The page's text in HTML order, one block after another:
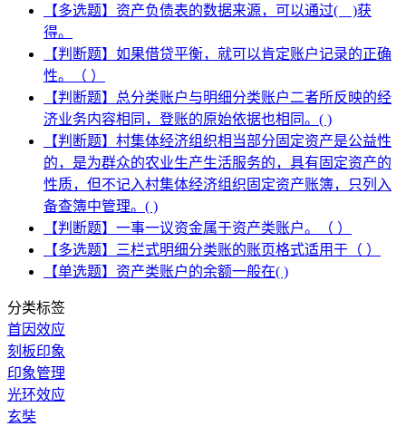
【多选题】资产负债表的数据来源，可以通过( )获
得。
【判断题】如果借贷平衡，就可以肯定账户记录的正确
性。（ ）
【判断题】总分类账户与明细分类账户二者所反映的经
济业务内容相同，登账的原始依据也相同。( )
【判断题】村集体经济组织相当部分固定资产是公益性
的，是为群众的农业生产生活服务的，具有固定资产的
性质，但不记入村集体经济组织固定资产账簿，只列入
备查簿中管理。( )
【判断题】一事一议资金属于资产类账户。（ ）
【多选题】三栏式明细分类账的账页格式适用于（ ）
【单选题】资产类账户的余额一般在( )
分类标签
首因效应
刻板印象
印象管理
光环效应
玄奘